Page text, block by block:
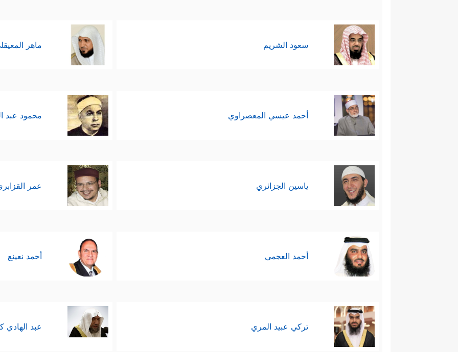
سعود الشريم ماهر
أحمد عيسي المعصراوي محمود عبد
ياسين الجزائري عمر
أحمد العجمي أحمد نعينع
تركي عبيد المري عبد الهادي